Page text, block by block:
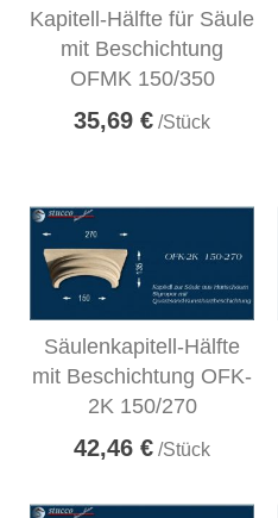
Kapitell-Hälfte für Säule
mit Beschichtung
OFMK 150/350
35,69 € /Stück
Säulenkapitell-Hälfte
mit Beschichtung OFK-
2K 150/270
42,46 € /Stück